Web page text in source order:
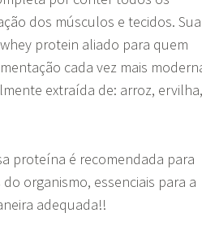
dos músculos e tecidos. Sua
protein aliado para quem
cada vez mais
extraída de: arroz, ervilha,
proteína é recomendada para
organismo, essenciais para a
adequada!!